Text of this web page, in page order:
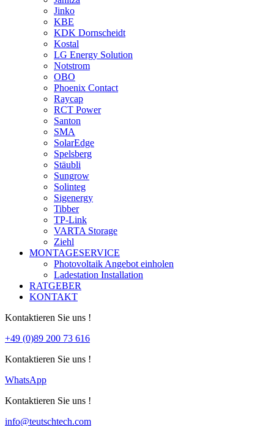
Jinko
KBE
KDK Dornscheidt
Kostal
LG Energy Solution
Notstrom
OBO
Phoenix Contact
Raycap
RCT Power
Santon
SMA
SolarEdge
Spelsberg
Stäubli
Sungrow
Solinteg
Sigenergy
Tibber
TP-Link
VARTA Storage
Ziehl
MONTAGESERVICE
Photovoltaik Angebot einholen
Ladestation Installation
RATGEBER
KONTAKT
Kontaktieren Sie uns !
+49 (0)89 200 73 616
Kontaktieren Sie uns !
WhatsApp
Kontaktieren Sie uns !
info@teutschtech.com